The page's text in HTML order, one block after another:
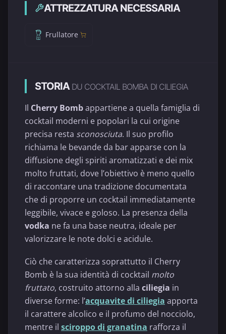
ATTREZZATURA NECESSARIA
Frullatore
STORIA DU COCKTAIL BOMBA DI CILIEGIA
Il Cherry Bombappartiene a quella famiglia di
cocktail moderni e popolari la cui origine
precisa resta sconosciuta. Il suo profilo
richiama le bevande da bar apparse con la
diffusione degli spiriti aromatizzati e dei mix
molto fruttati, dove l’obiettivo è meno quello
di raccontare una tradizione documentata
che di proporre un cocktail immediatamente
leggibile, vivace e goloso. La presenza della
vodka ne fa una base neutra, ideale per
valorizzare le note dolci e acidule.
Ciò che caratterizza soprattutto il Cherry
Bomb è la sua identità di cocktail molto
fruttato, costruito attorno alla ciliegia in
diverse forme: l’acquavite di ciliegia apporta
il carattere alcolico e il profumo del nocciolo,
mentre il sciroppo di granatina rafforza il